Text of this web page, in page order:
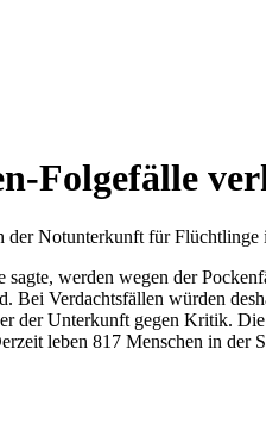
Folgefälle
Notunterkunft für Flüchtlinge
werden wegen der
Bei Verdachtsfällen würden
der Unterkunft gegen Kritik.
leben 817 Menschen in der